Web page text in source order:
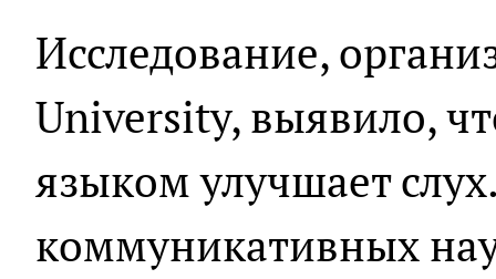
Исследование,
University, выявило,
языком улучшает
коммуникативных